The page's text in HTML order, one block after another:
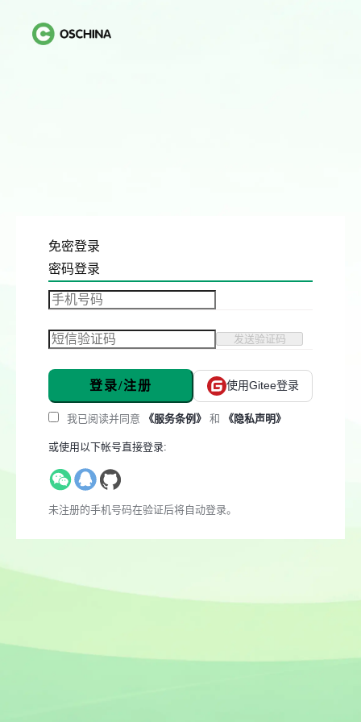
免密登录
密码登录
发送验证码
登录/注册 使用Gitee登录
我已阅读并同意 《服务条例》 和 《隐私声明》
或使用以下帐号直接登录:
未注册的手机号码在验证后将自动登录。